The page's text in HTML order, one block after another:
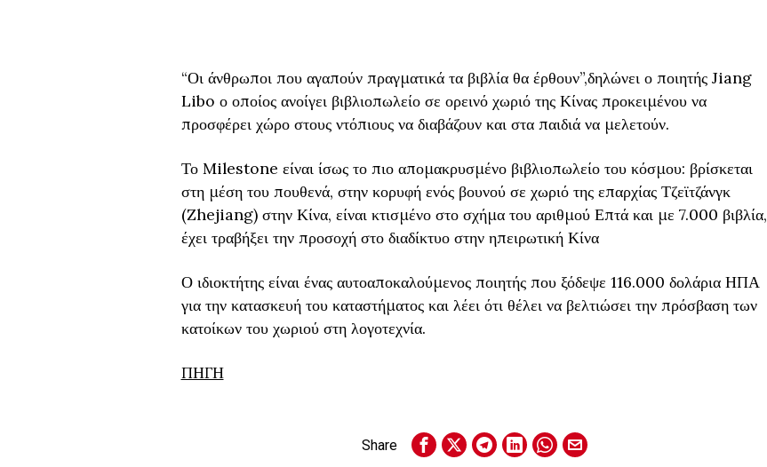
“Οι άνθρωποι που αγαπούν πραγματικά τα βιβλία θα έρθουν”,δηλώνει ο ποιητής Jiang
Libo ο οποίος ανοίγει βιβλιοπωλείο σε ορεινό χωριό της Κίνας προκειμένου να
προσφέρει χώρο στους ντόπιους να διαβάζουν και στα παιδιά να μελετούν.
Το Milestone είναι ίσως το πιο απομακρυσμένο βιβλιοπωλείο του κόσμου: βρίσκεται
στη μέση του πουθενά, στην κορυφή ενός βουνού σε χωριό της επαρχίας Τζεϊτζάνγκ
(Zhejiang) στην Κίνα, είναι κτισμένο στο σχήμα του αριθμού Επτά και με 7.000 βιβλία,
έχει τραβήξει την προσοχή στο διαδίκτυο στην ηπειρωτική Κίνα
Ο ιδιοκτήτης είναι ένας αυτοαποκαλούμενος ποιητής που ξόδεψε 116.000 δολάρια ΗΠΑ
για την κατασκευή του καταστήματος και λέει ότι θέλει να βελτιώσει την πρόσβαση των
κατοίκων του χωριού στη λογοτεχνία.
ΠΗΓΗ
Share